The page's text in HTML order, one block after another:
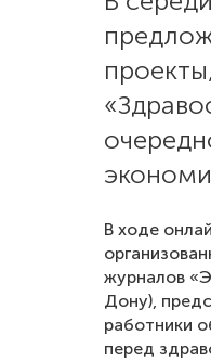
В ходе
журналов
Дону),
работники
перед